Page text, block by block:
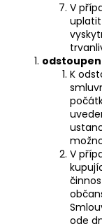
V
K
V
ode